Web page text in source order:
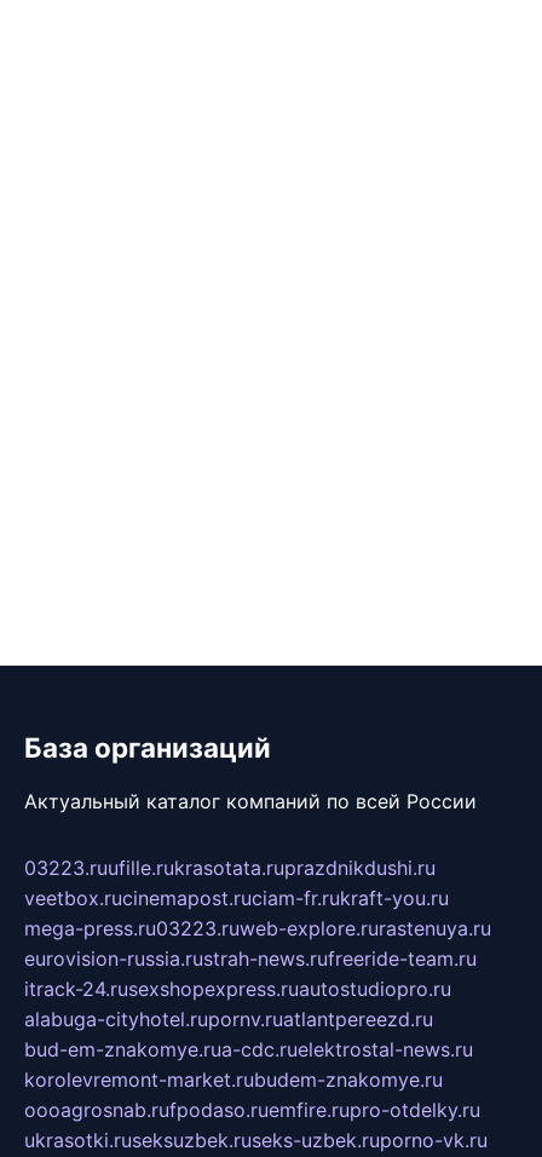
База организаций
Актуальный каталог компаний по всей России
03223.ruufille.rukrasotata.ruprazdnikdushi.ru
veetbox.rucinemapost.ruciam-fr.rukraft-you.ru
mega-press.ru03223.ruweb-explore.rurastenuya.ru
eurovision-russia.rustrah-news.rufreeride-team.ru
itrack-24.rusexshopexpress.ruautostudiopro.ru
alabuga-cityhotel.rupornv.ruatlantpereezd.ru
bud-em-znakomye.rua-cdc.ruelektrostal-news.ru
korolevremont-market.rubudem-znakomye.ru
oooagrosnab.rufpodaso.ruemfire.rupro-otdelky.ru
ukrasotki.ruseksuzbek.ruseks-uzbek.ruporno-vk.ru